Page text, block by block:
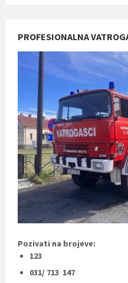
PROFESIONALNA
Pozivati na brojeve:
123
031/ 713 147